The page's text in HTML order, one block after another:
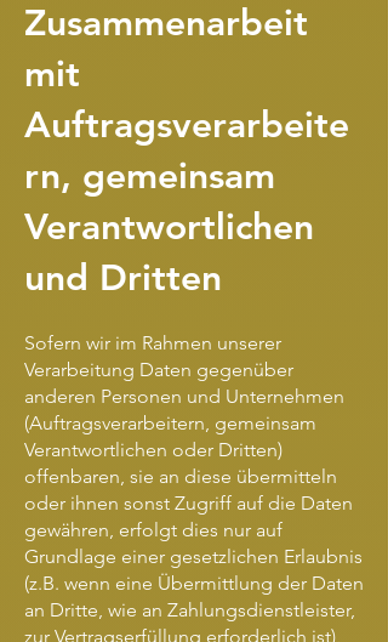
Zusammenarbeit
mit
Auftragsverarbeite
rn, gemeinsam
Verantwortlichen
und Dritten
Sofern wir im Rahmen unserer
Verarbeitung Daten gegenüber
anderen Personen und Unternehmen
(Auftragsverarbeitern, gemeinsam
Verantwortlichen oder Dritten)
offenbaren, sie an diese übermitteln
oder ihnen sonst Zugriff auf die Daten
gewähren, erfolgt dies nur auf
Grundlage einer gesetzlichen Erlaubnis
(z.B. wenn eine Übermittlung der Daten
an Dritte, wie an Zahlungsdienstleister,
zur Vertragserfüllung erforderlich ist),